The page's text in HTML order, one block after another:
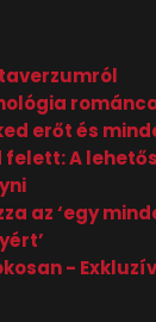
erőt és
felett: A
az ‘egy
-